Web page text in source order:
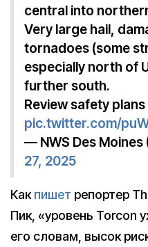
central into
Very large hail,
tornadoes (some
especially north of
further south.
Review safety
pic.twitter.com/
— NWS Des Moines
27, 2025
Какпишет репортер
Пик, «уровень Torcon
его словам, высок